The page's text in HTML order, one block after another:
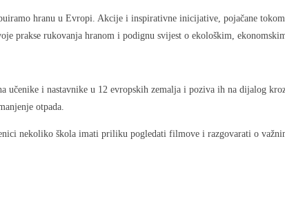
hranu u Evropi. Akcije i inspirativne inicijative, pojačane
prakse rukovanja hranom i podignu svijest o ekološkim,
učenike i nastavnike u 12 evropskih zemalja i poziva ih na dijalog
otpada.
nekoliko škola imati priliku pogledati filmove i razgovarati o